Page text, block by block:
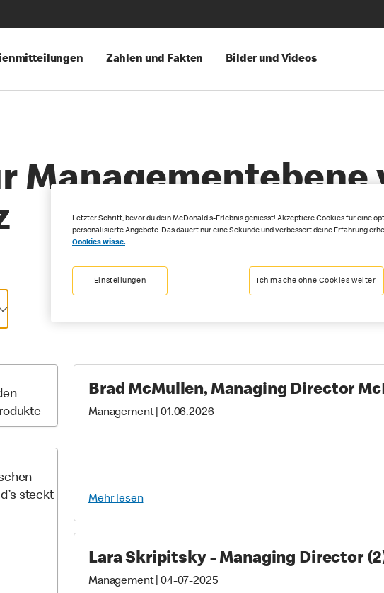
Zahlen und Fakten Bilder und Videos
Managementebene
steckt
Brad McMullen, Managing Director
Management|01.06.2026
Mehr lesen
Lara Skripitsky - Managing Director
Management|04-07-2025
Letzter Schritt, bevor du dein McDonald's-Erlebnis geniesst! Akzeptiere Cookies für eine
personalisierte Angebote. Das dauert nur eine Sekunde und verbessert deine Erfahrung
Cookies wisse.
Einstellungen Ich mache ohne Cookies weiter